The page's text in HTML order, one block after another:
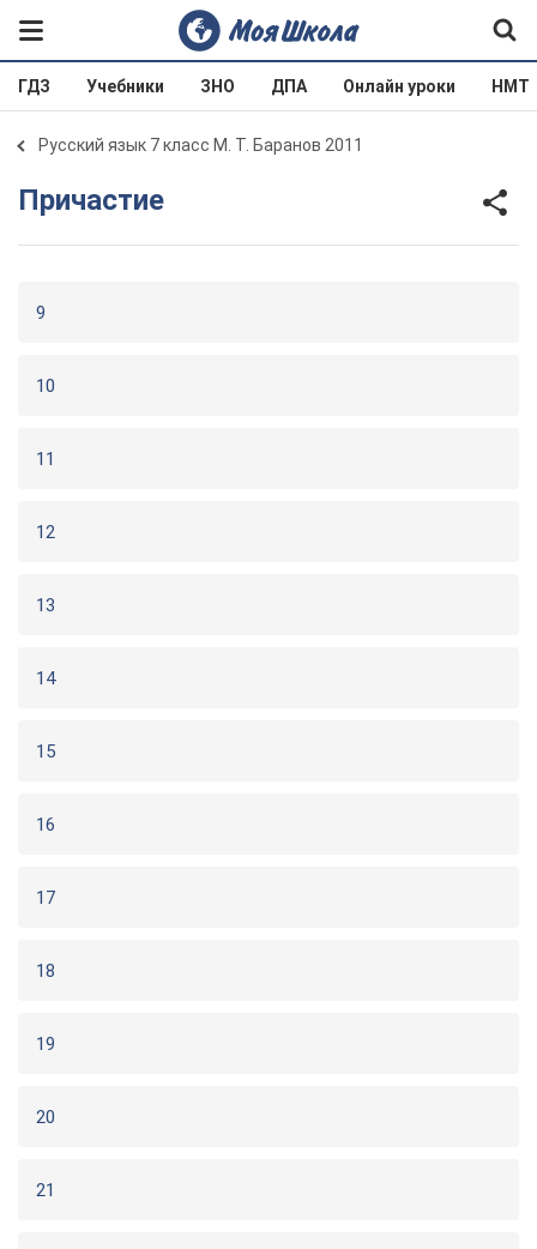
ГДЗ Учебники ЗНО ДПА Онлайн уроки НМТ
Русский язык 7 класс М. Т. Баранов 2011
Причастие
9
10
11
12
13
14
15
16
17
18
19
20
21